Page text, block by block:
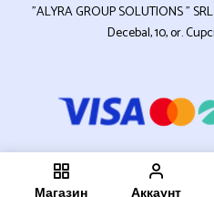
”ALYRA GROUP SOLUTIONS ”
Decebal, 10, or.